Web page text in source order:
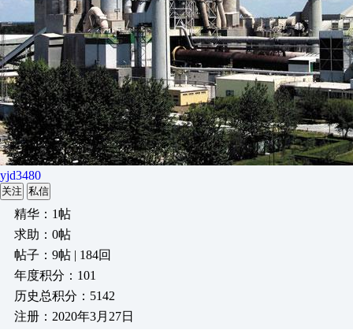
yjd3480
关注 私信
精华：1帖
求助：0帖
帖子：9帖 | 184回
年度积分：101
历史总积分：5142
注册：2020年3月27日